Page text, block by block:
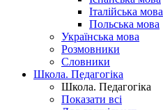
Італійська мова
Польська мова
Українська мова
Розмовники
Словники
Школа. Педагогіка
Школа. Педагогіка
Показати всі